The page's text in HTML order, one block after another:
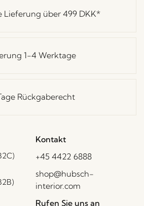
Lieferung über 499 DKK*
1-4 Werktage
Rückgaberecht
Kontakt
+45 4422 6888
shop@hubsch-
interior.com
Rufen Sie uns an